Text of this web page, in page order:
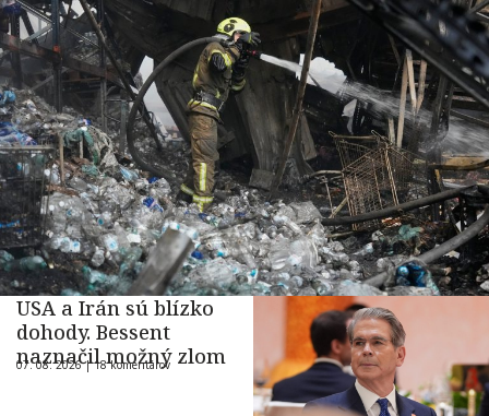
USA a Irán sú blízko
dohody. Bessent
naznačil možný zlom
07. 08. 2026 |18 komentárov